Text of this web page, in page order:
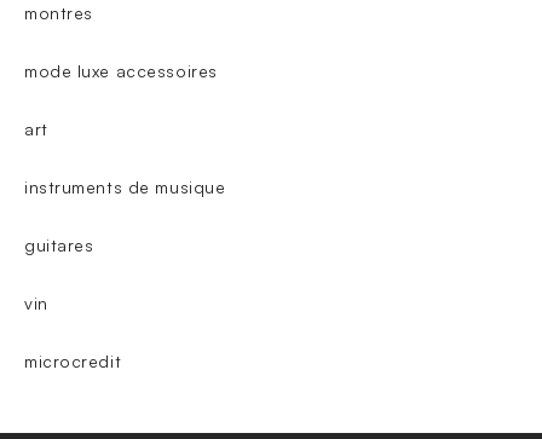
montres
mode luxe accessoires
art
instruments de musique
guitares
vin
microcredit